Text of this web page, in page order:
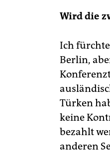
Wird die
Ich
Berlin,
Türken
keine
bezahlt
anderen